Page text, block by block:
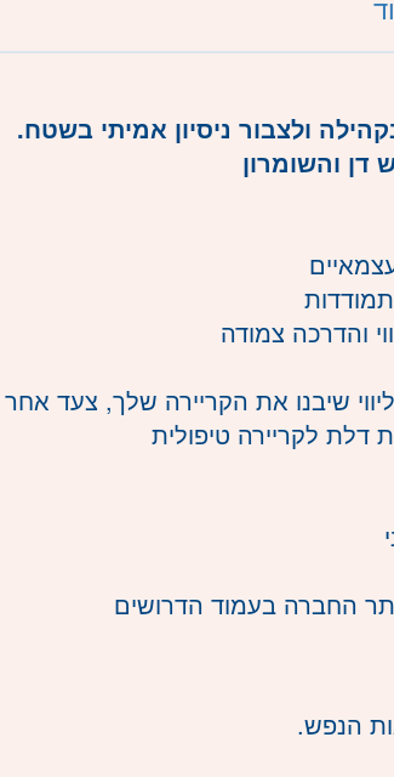
ולצבור ניסיון אמיתי בשטח.
דן והשומרון
והדרכה צמודה
שיבנו את הקריירה שלך, צעד
דלת לקריירה טיפולית
החברה בעמוד הדרושים
הנפש.